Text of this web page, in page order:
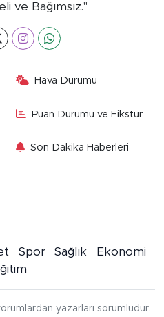
ve Bağımsız."
Hava Durumu
Puan Durumu ve Fikstür
Son Dakika Haberleri
Spor Sağlık
Ekonomi
yazarları sorumludur.